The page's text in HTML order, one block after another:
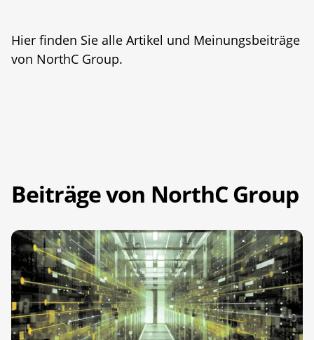
Hier finden Sie alle Artikel und Meinungsbeiträge
von NorthC Group.
Beiträge von NorthC Group